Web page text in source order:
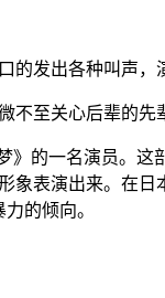
的发出各种叫声
不至关心后辈的
》的一名演员。
象表演出来。在
的倾向。